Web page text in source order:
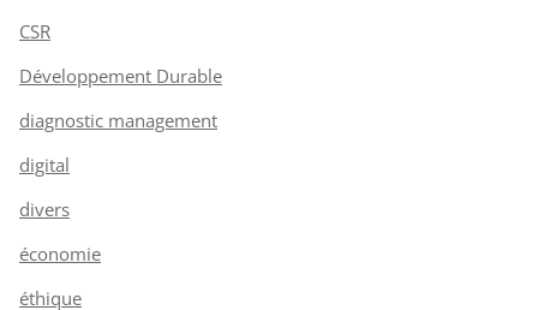
CSR
Développement Durable
diagnostic management
digital
divers
économie
éthique